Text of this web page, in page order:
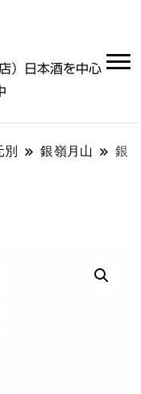
）日本酒を中心
別 銀嶺月山
銀